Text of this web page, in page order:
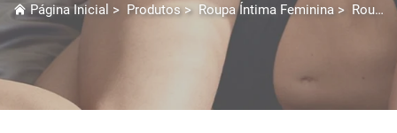
Página Inicial > Produtos> Roupa Íntima Feminina > Roupa Íntima em Algodão